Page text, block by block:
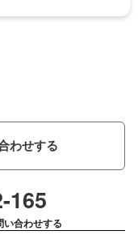
わせする
165
い合わせする